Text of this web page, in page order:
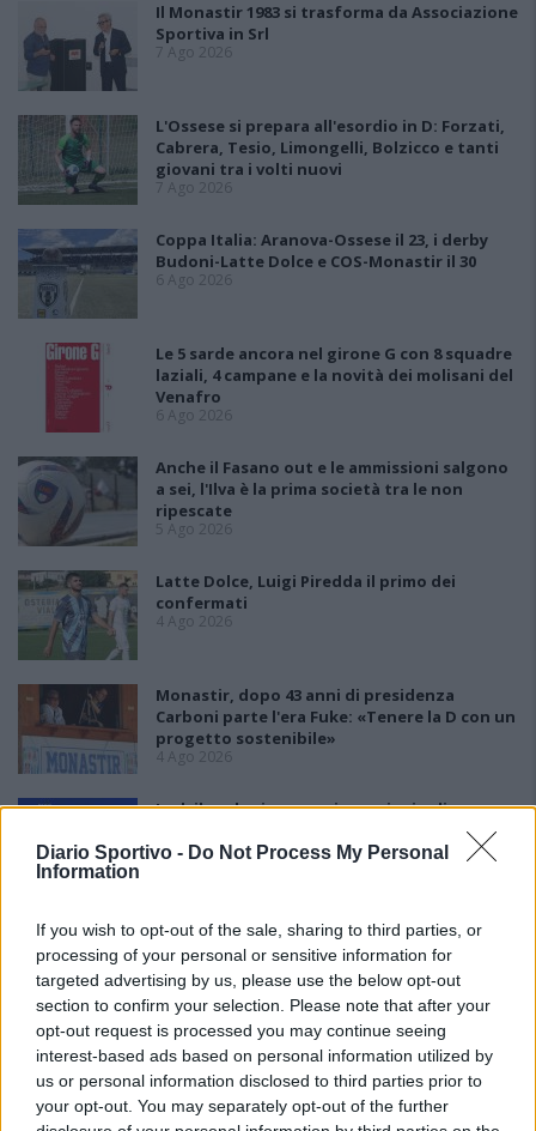
Diario Sportivo - Do Not Process My Personal
Information
If you wish to opt-out of the sale, sharing to third parties, or
processing of your personal or sensitive information for
targeted advertising by us, please use the below opt-out
section to confirm your selection. Please note that after your
opt-out request is processed you may continue seeing
interest-based ads based on personal information utilized by
us or personal information disclosed to third parties prior to
your opt-out. You may separately opt-out of the further
Il Monastir 1983 si trasforma da Associazione
Sportiva in Srl
7 Ago 2026
L'Ossese si prepara all'esordio in D: Forzati,
Cabrera, Tesio, Limongelli, Bolzicco e tanti
giovani tra i volti nuovi
7 Ago 2026
Coppa Italia: Aranova-Ossese il 23, i derby
Budoni-Latte Dolce e COS-Monastir il 30
6 Ago 2026
Le 5 sarde ancora nel girone G con 8 squadre
laziali, 4 campane e la novità dei molisani del
Venafro
6 Ago 2026
Anche il Fasano out e le ammissioni salgono
a sei, l'Ilva è la prima società tra le non
ripescate
5 Ago 2026
Latte Dolce, Luigi Piredda il primo dei
confermati
4 Ago 2026
Monastir, dopo 43 anni di presidenza
Carboni parte l'era Fuke: «Tenere la D con un
progetto sostenibile»
4 Ago 2026
Lnd, il nodo ripescaggi non si scioglie:
3 Ago 2026